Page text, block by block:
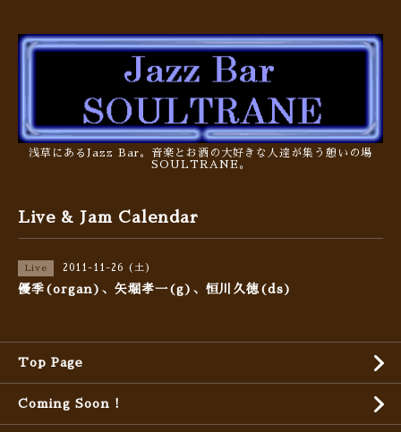
浅草にあるJazz Bar。音楽とお酒の大好きな人達が集う憩いの場
SOULTRANE。
Live & Jam Calendar
Live 2011-11-26 (土)
優季(organ)、矢堀孝一(g)、恒川久徳(ds)
Top Page
Coming Soon !